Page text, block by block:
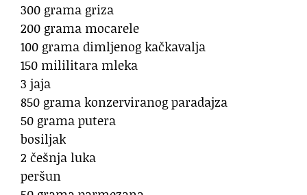
300 grama griza
200 grama mocarele
100 grama dimljenog kačkavalja
150 mililitara mleka
3 jaja
850 grama konzerviranog paradajza
50 grama putera
bosiljak
2 češnja luka
peršun